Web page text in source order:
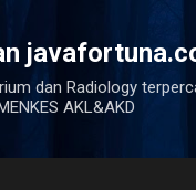
dan Radiology
AKL&AKD